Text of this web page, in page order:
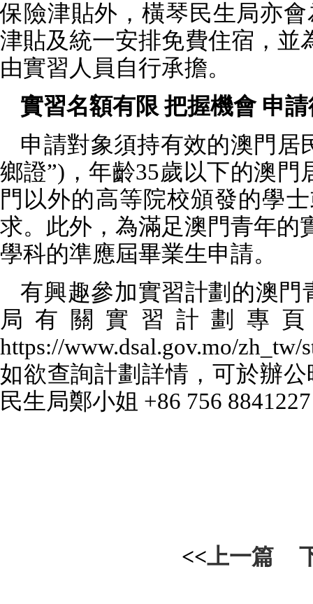
保險津貼外，橫琴民生局亦
津貼及統一安排免費住宿，並
由實習人員自行承擔。
實習名額有限 把握機會 申
申請對象須持有效的澳門居
鄉證”) ，年齡35歲以下的澳門
門以外的高等院校頒發的學
求。此外，為滿足澳門青年的
學科的準應屆畢業生申請。
有興趣參加實習計劃的澳門
局有關實習計劃專
https://www.dsal.gov.mo/zh_tw/
如欲查詢計劃詳情，可於辦
民生局鄭小姐 +86 756 8841227
<<上一篇